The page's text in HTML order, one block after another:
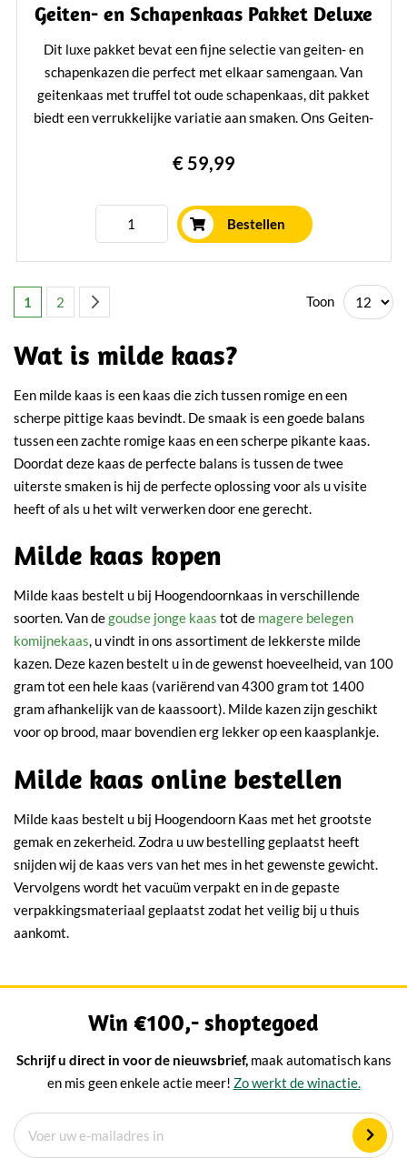
Geiten- en Schapenkaas Pakket Deluxe
Dit luxe pakket bevat een fijne selectie van geiten- en
schapenkazen die perfect met elkaar samengaan. Van
geitenkaas met truffel tot oude schapenkaas, dit pakket
biedt een verrukkelijke variatie aan smaken. Ons Geiten-
kaasliefhebbers en een heerlijke traktatie voor jezelf.
€ 59,99
Bestellen
Pagina
U lees momenteel pagina
1 Pagina
2 Toon
Wat is milde kaas?
Een milde kaas is een kaas die zich tussen romige en een
scherpe pittige kaas bevindt. De smaak is een goede balans
tussen een zachte romige kaas en een scherpe pikante kaas.
Doordat deze kaas de perfecte balans is tussen de twee
uiterste smaken is hij de perfecte oplossing voor als u visite
heeft of als u het wilt verwerken door ene gerecht.
Milde kaas kopen
Milde kaas bestelt u bij Hoogendoornkaas in verschillende
soorten. Van degoudse jonge kaas tot de magere belegen
komijnekaas, u vindt in ons assortiment de lekkerste milde
kazen. Deze kazen bestelt u in de gewenst hoeveelheid, van 100
gram tot een hele kaas (variërend van 4300 gram tot 1400
gram afhankelijk van de kaassoort). Milde kazen zijn geschikt
voor op brood, maar bovendien erg lekker op een kaasplankje.
Milde kaas online bestellen
Milde kaas bestelt u bij Hoogendoorn Kaas met het grootste
gemak en zekerheid. Zodra u uw bestelling geplaatst heeft
snijden wij de kaas vers van het mes in het gewenste gewicht.
Vervolgens wordt het vacuüm verpakt en in de gepaste
verpakkingsmateriaal geplaatst zodat het veilig bij u thuis
aankomt.
Win €100,- shoptegoed
Schrijf u direct in voor de nieuwsbrief, maak automatisch kans
en mis geen enkele actie meer! Zo werkt de winactie.